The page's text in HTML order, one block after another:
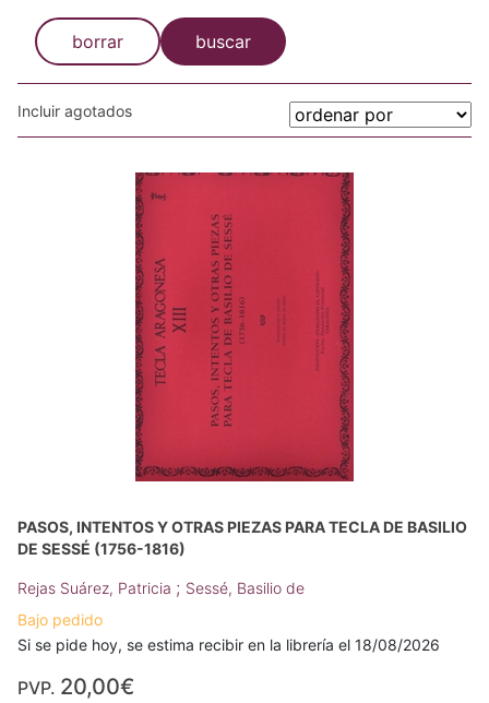
borrar buscar
Incluir agotados
PASOS, INTENTOS Y OTRAS PIEZAS PARA TECLA DE BASILIO
DE SESSÉ (1756-1816)
Rejas Suárez, Patricia ; Sessé, Basilio de
Bajo pedido
Si se pide hoy, se estima recibir en la librería el 18/08/2026
PVP. 20,00€